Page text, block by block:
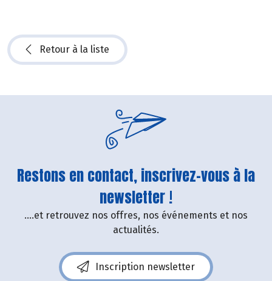
Retour à la liste
Restons en contact, inscrivez-vous à la
newsletter !
....et retrouvez nos offres, nos événements et nos
actualités.
Inscription newsletter